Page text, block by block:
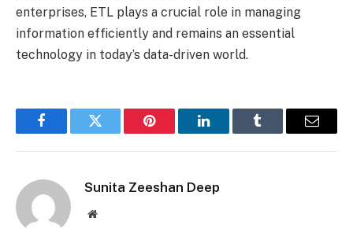
enterprises, ETL plays a crucial role in managing
information efficiently and remains an essential
technology in today’s data-driven world.
FacebookTwitter Pinterest LinkedInTumblr Email
Sunita Zeeshan Deep
Website